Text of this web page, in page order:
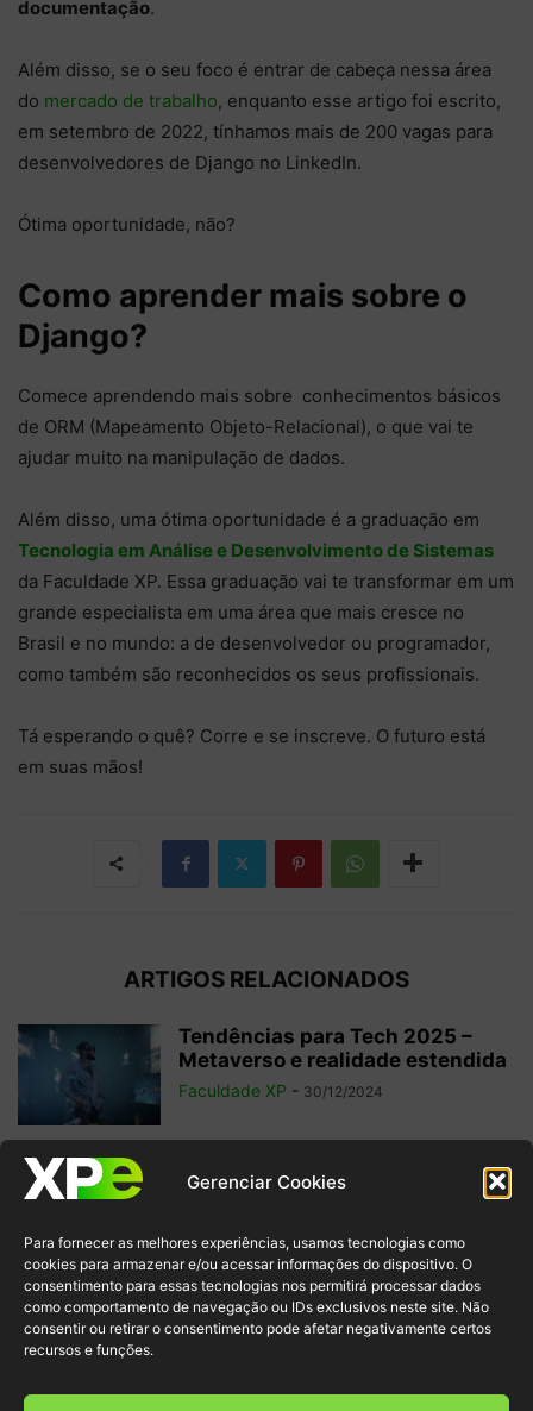
Gerenciar Cookies
Para fornecer as melhores experiências, usamos tecnologias como
cookies para armazenar e/ou acessar informações do dispositivo. O
consentimento para essas tecnologias nos permitirá processar dados
como comportamento de navegação ou IDs exclusivos neste site. Não
consentir ou retirar o consentimento pode afetar negativamente certos
recursos e funções.
documentação.
Além disso, se o seu foco é entrar de cabeça nessa área
do mercado de trabalho, enquanto esse artigo foi escrito,
em setembro de 2022, tínhamos mais de 200 vagas para
desenvolvedores de Django no LinkedIn.
Ótima oportunidade, não?
Como aprender mais sobre o
Django?
Comece aprendendo mais sobre conhecimentos básicos
de ORM (Mapeamento Objeto-Relacional), o que vai te
ajudar muito na manipulação de dados.
Além disso, uma ótima oportunidade é a graduação em
Tecnologia em Análise e Desenvolvimento de Sistemas
da Faculdade XP. Essa graduação vai te transformar em um
grande especialista em uma área que mais cresce no
Brasil e no mundo: a de desenvolvedor ou programador,
como também são reconhecidos os seus profissionais.
Tá esperando o quê? Corre e se inscreve. O futuro está
em suas mãos!
ARTIGOS RELACIONADOS
Tendências para Tech 2025 –
Metaverso e realidade estendida
Faculdade XP - 30/12/2024
O que é Edge Computing?
Confira a diferença com Cloud
Faculdade XP - 28/10/2024
Nômade Digital: 10 Profissões na
Área de Tecnologia para